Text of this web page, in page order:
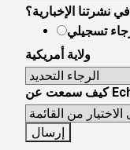
الإخبارية؟
تسجيلي
ولاية أمريكية